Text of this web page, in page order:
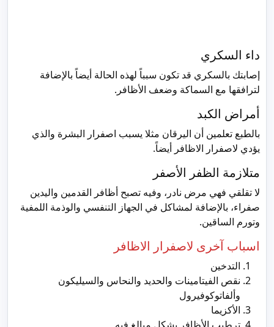
داء السكري
إصابتك بالسكري قد تكون سبباً لهذه الحالة أيضاً بالإضافة
لترافقها مع السماكة وضعف الأظافر.
أمراض الكبد
بالطبع تعلمين أن اليرقان مثلا يسبب اصفرار البشرة والذي
يؤدي لاصفرار الاظافر أيضاً.
متلازمة الظفر الأصفر
لا تقلقي فهي مرض نادر، وفيه تصبح أظافر القدمين واليدين
صفراء، بالإضافة لمشاكل في الجهاز التنفسي والوذمة اللمفية
وتورم الساقين.
اسباب آخرى لاصفرار الاظافر
التدخين
نقص الفيتامينات والحديد والنحاس والسيليكون
وألفاتوكوفيرول
الأكزيما